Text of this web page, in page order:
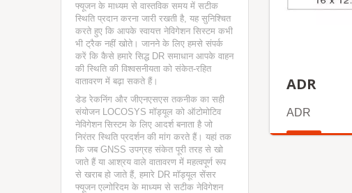
फ्यूजन के माध्यम से वास्तविक समय में सटीक
स्थिति प्रदान करना जारी रखती है, यह सुनिश्चित
करते हुए कि आपके स्वायत्त नेविगेशन सिस्टम कभी
भी ट्रैक नहीं खोते। जानने के लिए हमसे संपर्क
करें कि कैसे हमारे सिद्ध DR समाधान आपके वाहन
की स्थिति की विश्वसनीयता को संकेत-रहित
वातावरण में बढ़ा सकते हैं।
डेड रेकनिंग और जीएनएसएस तकनीक का सही
संयोजन LOCOSYS मॉड्यूल को ऑटोमोटिव
नेविगेशन सिस्टम के लिए आदर्श बनाता है जो
निरंतर स्थिति प्रदर्शन की मांग करते हैं। यहां तक
कि जब GNSS उपग्रह संकेत पूरी तरह से खो
जाते हैं या आश्रय वाले वातावरण में महत्वपूर्ण रूप
से खराब हो जाते हैं, हमारे DR मॉड्यूल सेंसर
फ्यूजन एल्गोरिदम के माध्यम से सटीक नेविगेशन
ADR
ADR